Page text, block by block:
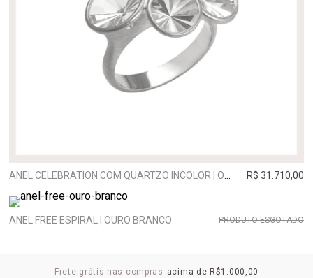
R$ 31.710,00
ANEL FREE ESPIRAL | OURO BRANCO PRODUTO ESGOTADO
Frete grátis nas compras acima de R$1.000,00